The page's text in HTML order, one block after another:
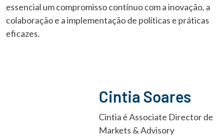
essencial um compromisso contínuo com a inovação, a
colaboração e a implementação de políticas e práticas
eficazes.
Cintia Soares
Cintia é Associate Director de
Markets & Advisory